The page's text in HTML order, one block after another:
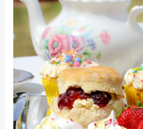
13.30